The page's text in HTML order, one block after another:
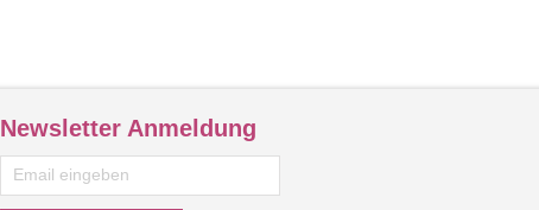
Newsletter Anmeldung